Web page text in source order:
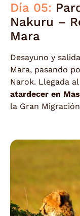
Día 05:
Nakuru –
Mara
Desayuno y
Mara, pasando
Narok. Llegada
atardecer en
la Gran